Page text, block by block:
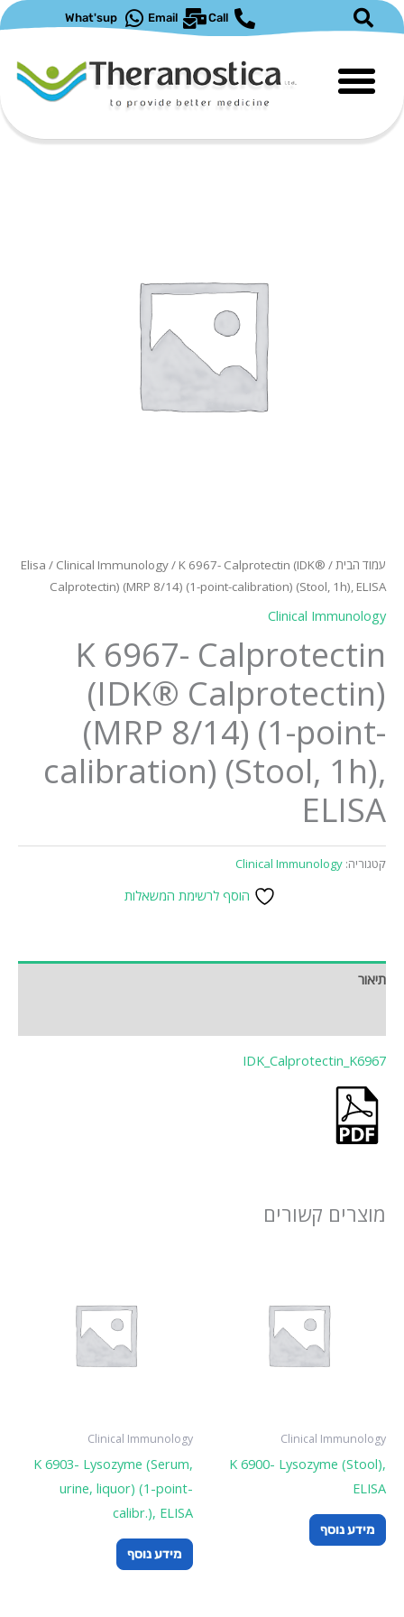
Call
Email
What'sup
עמוד הבית/
Elisa / Clinical Immunology/ K 6967- Calprotectin (IDK®
Calprotectin) (MRP 8/14) (1-point-calibration) (Stool, 1h), ELISA
Clinical Immunology
K 6967- Calprotectin
(IDK® Calprotectin)
(MRP 8/14) (1-point-
calibration) (Stool, 1h),
ELISA
קטגוריה: Clinical Immunology
הוסף לרשימת המשאלות
תיאור
IDK_Calprotectin_K6967
מוצרים קשורים
Clinical Immunology
K 6900- Lysozyme (Stool),
ELISA
מידע נוסף
Clinical Immunology
K 6903- Lysozyme (Serum,
urine, liquor) (1-point-
calibr.), ELISA
מידע נוסף